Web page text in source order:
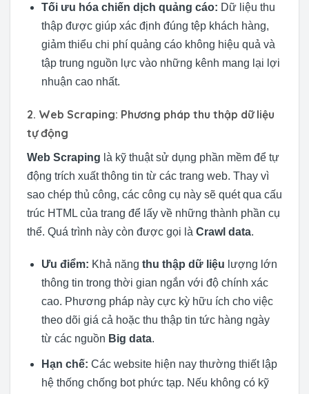
Tối ưu hóa chiến dịch quảng cáo: Dữ liệu thu
thập được giúp xác định đúng tệp khách hàng,
giảm thiểu chi phí quảng cáo không hiệu quả và
tập trung nguồn lực vào những kênh mang lại lợi
nhuận cao nhất.
2. Web Scraping: Phương pháp thu thập dữ liệu
tự động
Web Scraping là kỹ thuật sử dụng phần mềm để tự
động trích xuất thông tin từ các trang web. Thay vì
sao chép thủ công, các công cụ này sẽ quét qua cấu
trúc HTML của trang để lấy về những thành phần cụ
thể. Quá trình này còn được gọi là Crawl data.
Ưu điểm: Khả năng thu thập dữ liệu lượng lớn
thông tin trong thời gian ngắn với độ chính xác
cao. Phương pháp này cực kỳ hữu ích cho việc
theo dõi giá cả hoặc thu thập tin tức hàng ngày
từ các nguồn Big data.
Hạn chế: Các website hiện nay thường thiết lập
hệ thống chống bot phức tạp. Nếu không có kỹ